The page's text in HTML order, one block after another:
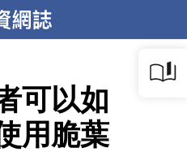
可以如
用脆葉